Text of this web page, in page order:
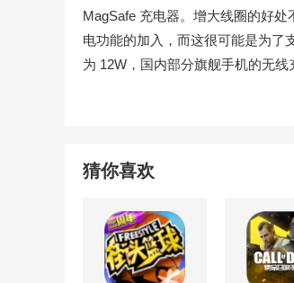
MagSafe 充电器。增大线圈的好
电功能的加入，而这很可能是为了
为 12W，国内部分旗舰手机的无
猜你喜欢